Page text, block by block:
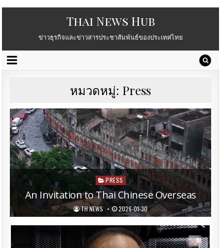
Thai News Hub
ข่าวธุรกิจและข่าวสารประชาสัมพันธ์ของประเทศไทย
หมวดหมู่: Press
Posted
in
PRESS
An Invitation to Thai Chinese Overseas
TH NEWS 2026-01-30